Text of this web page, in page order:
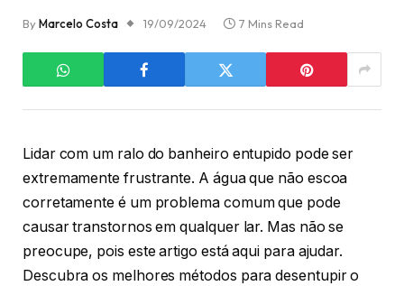
ByMarcelo Costa 19/09/2024 7 Mins Read
Lidar com um ralo do banheiro entupido pode ser
extremamente frustrante. A água que não escoa
corretamente é um problema comum que pode
causar transtornos em qualquer lar. Mas não se
preocupe, pois este artigo está aqui para ajudar.
Descubra os melhores métodos para desentupir o